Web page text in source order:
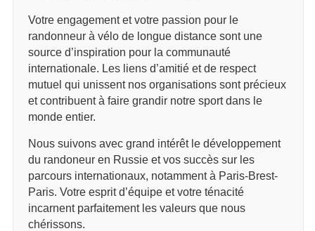
Votre engagement et votre passion pour le
randonneur à vélo de longue distance sont une
source d’inspiration pour la communauté
internationale. Les liens d’amitié et de respect
mutuel qui unissent nos organisations sont précieux
et contribuent à faire grandir notre sport dans le
monde entier.
Nous suivons avec grand intérêt le développement
du randoneur en Russie et vos succès sur les
parcours internationaux, notamment à Paris-Brest-
Paris. Votre esprit d’équipe et votre ténacité
incarnent parfaitement les valeurs que nous
chérissons.